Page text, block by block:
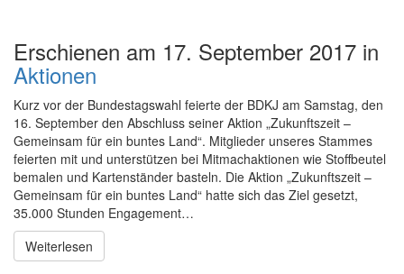
Erschienen am 17. September 2017 in
Aktionen
Kurz vor der Bundestagswahl feierte der BDKJ am Samstag, den
16. September den Abschluss seiner Aktion „Zukunftszeit –
Gemeinsam für ein buntes Land“. Mitglieder unseres Stammes
feierten mit und unterstützen bei Mitmachaktionen wie Stoffbeutel
bemalen und Kartenständer basteln. Die Aktion „Zukunftszeit –
Gemeinsam für ein buntes Land“ hatte sich das Ziel gesetzt,
35.000 Stunden Engagement…
Weiterlesen